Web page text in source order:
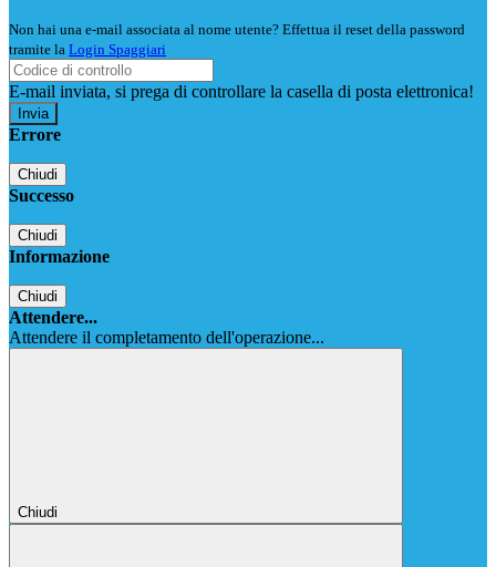
Non hai una e-mail associata al nome utente? Effettua il reset della password
tramite la Login Spaggiari
E-mail inviata, si prega di controllare la casella di posta elettronica!
Errore
Chiudi
Successo
Chiudi
Informazione
Chiudi
Attendere...
Attendere il completamento dell'operazione...
Chiudi